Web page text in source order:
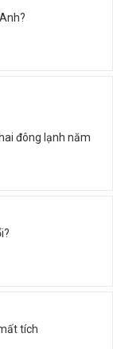
đông lạnh năm
tích